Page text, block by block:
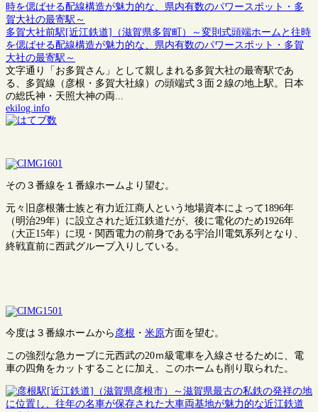
多賀大社前駅[近江鉄道]（滋賀県多賀町）～変則式頭端ホームと往時
を偲ばせる配線構造が魅力的な、県内有数のパワースポット・多賀
大社の最寄駅～
文字通り「お多賀さん」として親しまれる多賀大社の最寄駅であ
る、多賀線（彦根・多賀大社線）の頭端式３面２線の地上駅。日本
の総氏神・天照大神の両...
ekilog.info
その３番線を１番線ホームより望む。
元々旧彦根藩士族と有力近江商人という地場資本によって1896年
（明治29年）に設立された近江鉄道だが、後に電化のため1926年
（大正15年）に現・関西電力の前身である宇治川電気系列となり、
終戦直前に西武グループ入りしている。
今度は３番線ホームから 彦根 ・ 米原方面を望む。
この強烈な急カーブに元西武の20ｍ級電車を入線させるために、電
車の四角をカットすることに加え、このホームも削り取られた。